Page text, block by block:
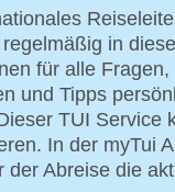
in
für alle Fragen,
und Tipps
TUI Service
In der myTui
der Abreise die